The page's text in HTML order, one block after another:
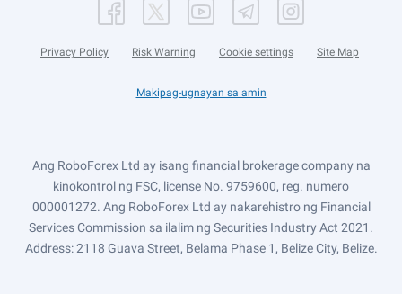
Privacy Policy Risk Warning Cookie settings Site Map
Makipag-ugnayan sa amin
Ang RoboForex Ltd ay isang financial brokerage company na
kinokontrol ng FSC, license No. 9759600, reg. numero
000001272. Ang RoboForex Ltd ay nakarehistro ng Financial
Services Commission sa ilalim ng Securities Industry Act 2021.
Address: 2118 Guava Street, Belama Phase 1, Belize City, Belize.